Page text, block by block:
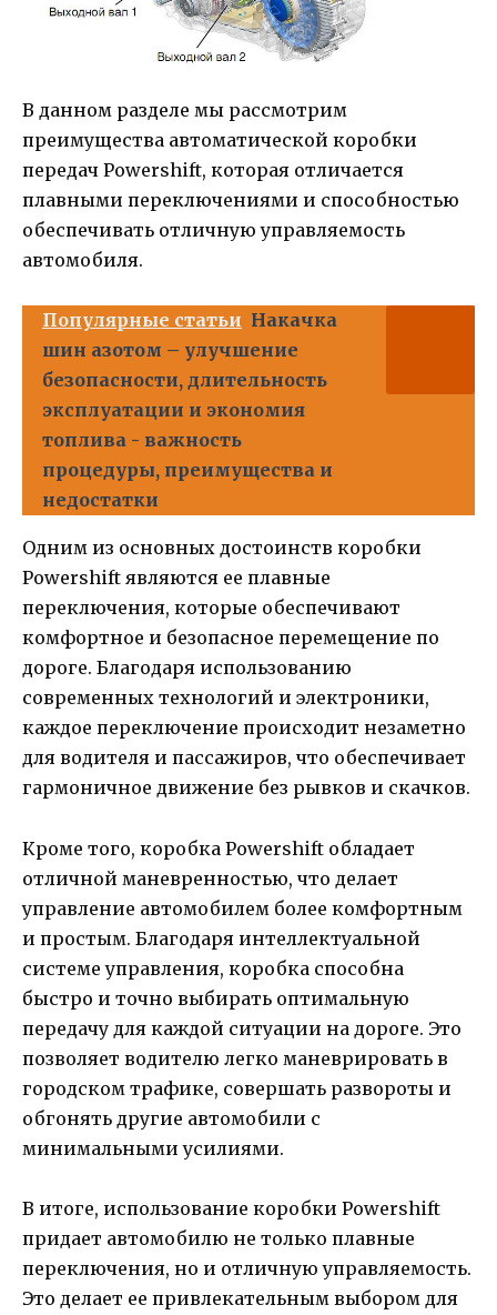
В данном разделе мы рассмотрим
преимущества автоматической коробки
передач Powershift, которая отличается
плавными переключениями и способностью
обеспечивать отличную управляемость
автомобиля.
Популярные статьи Накачка
шин азотом – улучшение
безопасности, длительность
эксплуатации и экономия
топлива - важность
процедуры, преимущества и
недостатки
Одним из основных достоинств коробки
Powershift являются ее плавные
переключения, которые обеспечивают
комфортное и безопасное перемещение по
дороге. Благодаря использованию
современных технологий и электроники,
каждое переключение происходит незаметно
для водителя и пассажиров, что обеспечивает
гармоничное движение без рывков и скачков.
Кроме того, коробка Powershift обладает
отличной маневренностью, что делает
управление автомобилем более комфортным
и простым. Благодаря интеллектуальной
системе управления, коробка способна
быстро и точно выбирать оптимальную
передачу для каждой ситуации на дороге. Это
позволяет водителю легко маневрировать в
городском трафике, совершать развороты и
обгонять другие автомобили с
минимальными усилиями.
В итоге, использование коробки Powershift
придает автомобилю не только плавные
переключения, но и отличную управляемость.
Это делает ее привлекательным выбором для